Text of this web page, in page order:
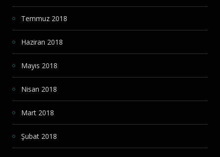
Temmuz 2018
Haziran 2018
Mayıs 2018
Nisan 2018
Mart 2018
Şubat 2018